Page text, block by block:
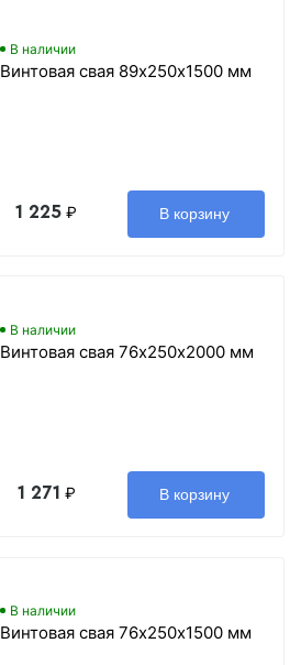
В наличии
Винтовая свая 89х250х1500 мм
1 225 ₽ В корзину
В наличии
Винтовая свая 76х250х2000 мм
1 271 ₽ В корзину
В наличии
Винтовая свая 76х250х1500 мм